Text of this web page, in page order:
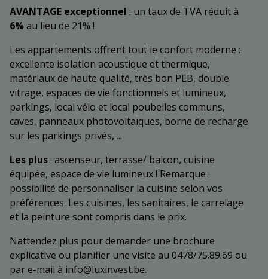
AVANTAGE exceptionnel : un taux de TVA réduit à
6%au lieu de 21% !
Les appartements offrent tout le confort moderne :
excellente isolation acoustique et thermique,
matériaux de haute qualité, très bon PEB, double
vitrage, espaces de vie fonctionnels et lumineux,
parkings, local vélo et local poubelles communs,
caves, panneaux photovoltaïques, borne de recharge
sur les parkings privés, ...
Les plus : ascenseur, terrasse/ balcon, cuisine
équipée, espace de vie lumineux ! Remarque :
possibilité de personnaliser la cuisine selon vos
préférences. Les cuisines, les sanitaires, le carrelage
et la peinture sont compris dans le prix.
Nattendez plus pour demander une brochure
explicative ou planifier une visite au 0478/75.89.69 ou
par e-mail à info@luxinvest.be.